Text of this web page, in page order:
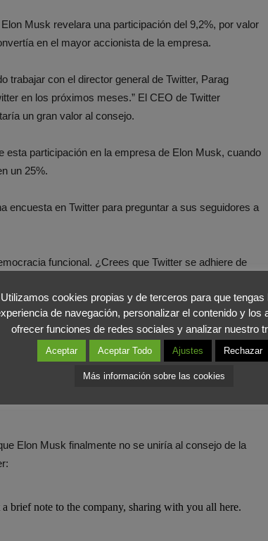
Musk revelara una participación del 9,2%, por valor
en el mayor accionista de la empresa.
trabajar con el director general de Twitter, Parag
en los próximos meses.” El CEO de Twitter
un gran valor al consejo.
participación en la empresa de Elon Musk, cuando
un 25%.
encuesta en Twitter para preguntar a sus seguidores a
funcional. ¿Crees que Twitter se adhiere de
por parte de los usuarios fue negativa, el empresario
en la práctica como un foro público, no respetar
la democracia».
Twitter convirtiéndose en el mayor accionista de la
Elon Musk finalmente no se uniría al consejo de la
brief note to the company, sharing with you all here.
Utilizamos cookies propias y de terceros para que tengas
de navegación, personalizar el contenido y los
ofrecer funciones de redes sociales y analizar nuestro
Aceptar Aceptar Todo Ajustes Rechazar
Más información sobre las cookies